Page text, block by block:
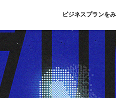
ビジネスプランを